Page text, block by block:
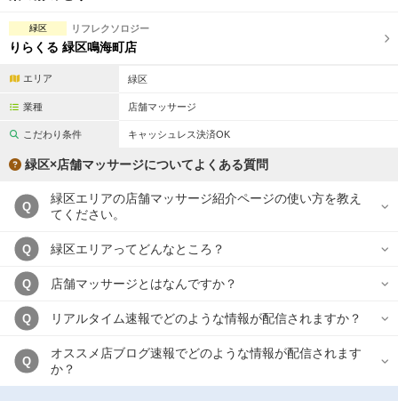
駅から徒歩5分以内
緑区 リフレクソロジー
りらくる 緑区鳴海町店
エリア 緑区
業種 店舗マッサージ
こだわり条件 キャッシュレス決済OK
緑区×店舗マッサージについてよくある質問
Q
緑区エリアの店舗マッサージ紹介ページの使い方を教え
てください。
Q 緑区エリアってどんなところ？
Q 店舗マッサージとはなんですか？
Q リアルタイム速報でどのような情報が配信されますか？
Q
オススメ店ブログ速報でどのような情報が配信されます
か？